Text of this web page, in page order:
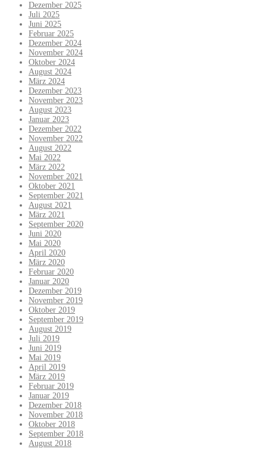
Dezember 2025
Juli 2025
Juni 2025
Februar 2025
Dezember 2024
November 2024
Oktober 2024
August 2024
März 2024
Dezember 2023
November 2023
August 2023
Januar 2023
Dezember 2022
November 2022
August 2022
Mai 2022
März 2022
November 2021
Oktober 2021
September 2021
August 2021
März 2021
September 2020
Juni 2020
Mai 2020
April 2020
März 2020
Februar 2020
Januar 2020
Dezember 2019
November 2019
Oktober 2019
September 2019
August 2019
Juli 2019
Juni 2019
Mai 2019
April 2019
März 2019
Februar 2019
Januar 2019
Dezember 2018
November 2018
Oktober 2018
September 2018
August 2018